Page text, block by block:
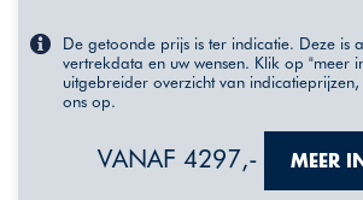
De getoonde prijs is ter indicatie. Deze is
vertrekdata en uw wensen. Klik op "meer
uitgebreider overzicht van
ons op.
VANAF 4297,- MEER